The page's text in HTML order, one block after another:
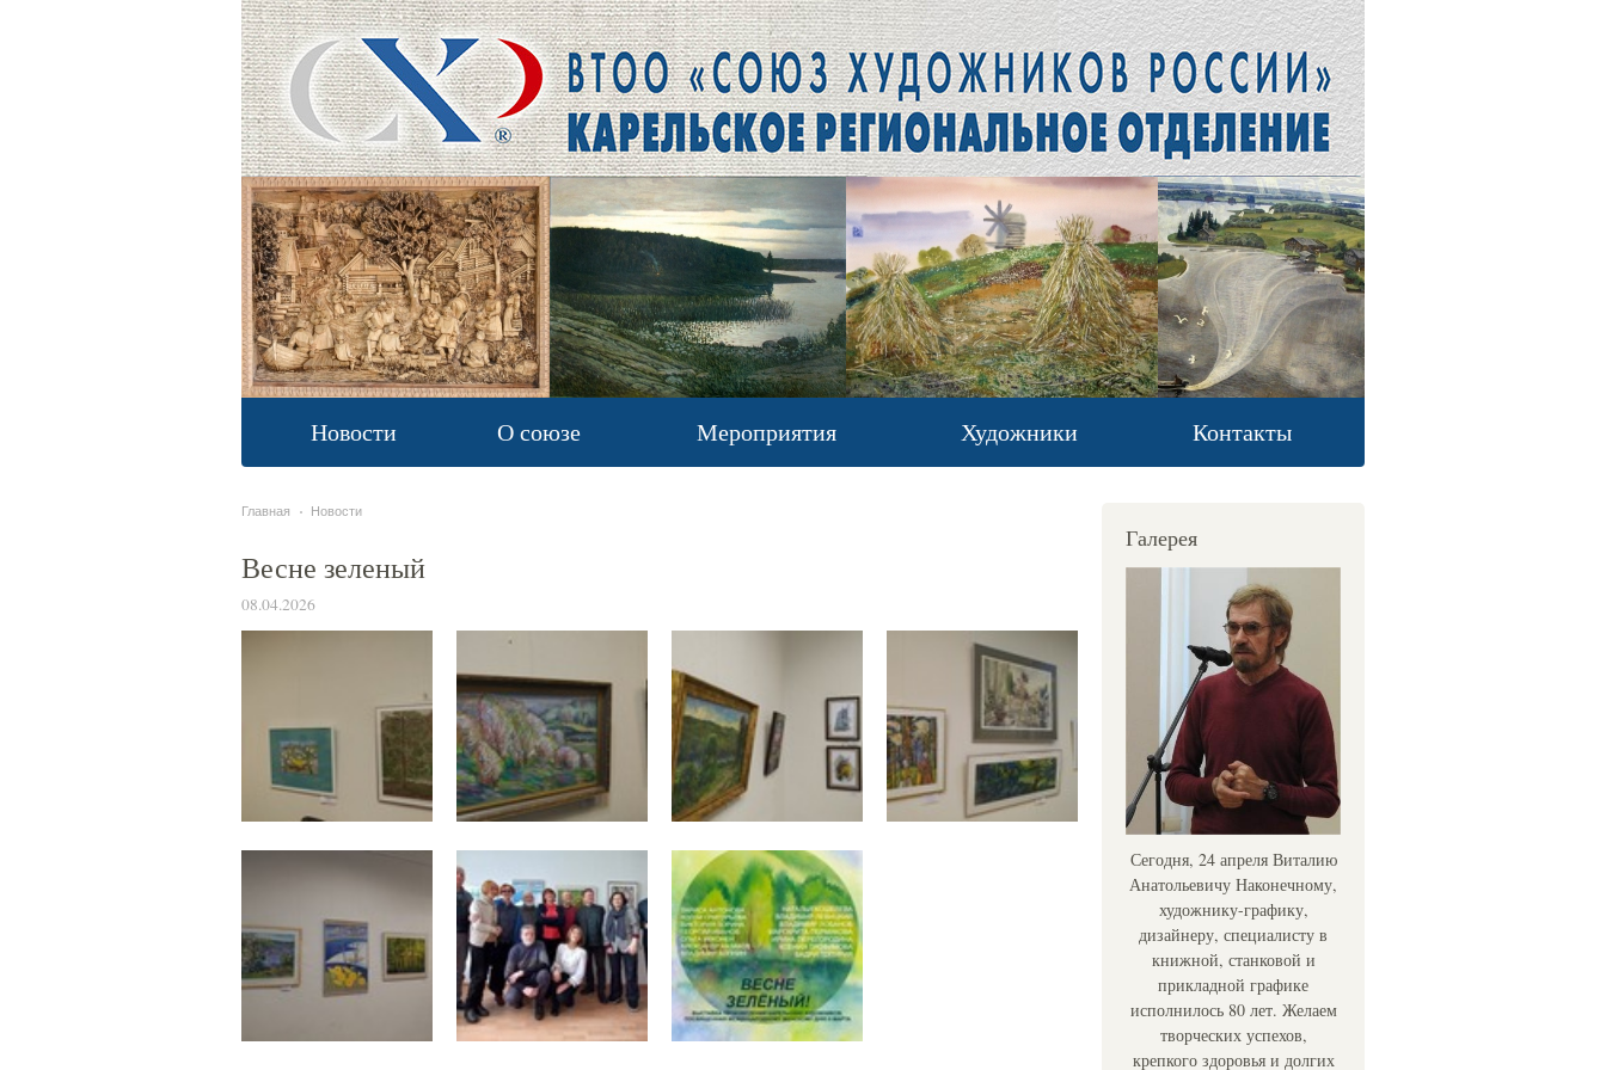
Новости О союзе Мероприятия Художники Контакты
Галерея
Сегодня, 24 апреля Виталию
Анатольевичу Наконечному,
художнику-графику,
дизайнеру, специалисту в
книжной, станковой и
прикладной графике
исполнилось 80 лет. Желаем
творческих успехов,
крепкого здоровья и долгих
Главная Новости
Весне зеленый
08.04.2026